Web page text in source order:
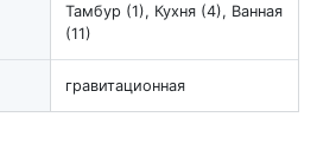
Тамбур (1), Кухня (4), Ванная
(11)
гравитационная